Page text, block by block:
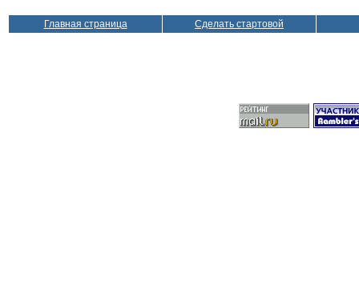
Главная страница Сделать стартовой